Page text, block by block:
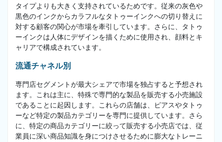
タイプよりも大きく支持されているためです。従来の灰色や
黒色のインクからカラフルなタトゥーインクへの切り替えに
対する顧客の関心が市場を牽引しています。さらに、タトゥ
ーインクは人体にデザインを描くために使用され、顔料とキ
ャリアで構成されています。
流通チャネル別
専門店セグメントが最大シェアで市場を独占すると予想され
ます。これは主に、特殊で専門的な製品を販売する小売施設
であることに起因します。これらの店舗は、ピアスやタトゥ
ーなど特定の製品カテゴリーを専門に提供しています。さら
に、特定の商品カテゴリーに絞って販売する小売店では、従
業員に深い商品知識を身につけさせるために膨大なトレーニ